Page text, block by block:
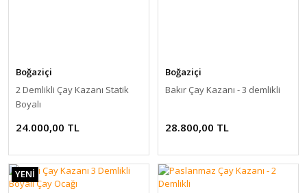
Boğaziçi
2 Demlikli Çay Kazanı Statik
Boyalı
24.000,00 TL
Boğaziçi
Bakır Çay Kazanı - 3 demlikli
28.800,00 TL
YENİ